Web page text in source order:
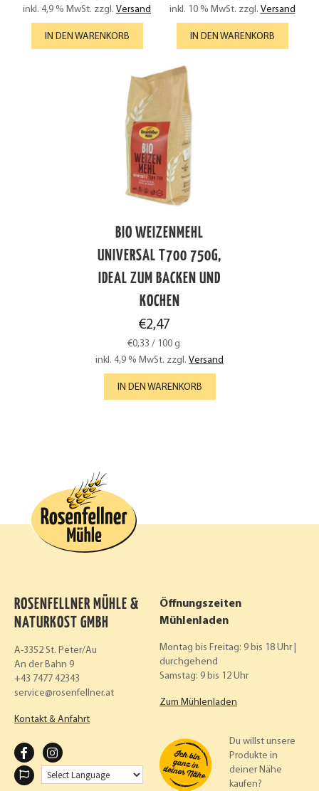
inkl. 4,9 % MwSt. zzgl. Versand
IN DEN WARENKORB
inkl. 10 % MwSt. zzgl. Versand
IN DEN WARENKORB
BIO WEIZENMEHL
UNIVERSAL T700 750G,
IDEAL ZUM BACKEN UND
KOCHEN
€2,47
€0,33 / 100 g
inkl. 4,9 % MwSt. zzgl. Versand
IN DEN WARENKORB
ROSENFELLNER MÜHLE &
NATURKOST GMBH
A-3352 St. Peter/Au
An der Bahn 9
+43 7477 42343
service
rosenfellner.at
Kontakt & Anfahrt
F
N
Öffnungszeiten
Mühlenladen
Montag bis Freitag: 9 bis 18 Uhr |
durchgehend
Samstag: 9 bis 12 Uhr
Zum Mühlenladen
Du willst unsere
Produkte in
deiner Nähe
kaufen?